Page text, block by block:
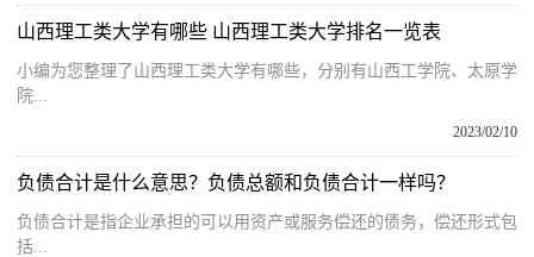
山西理工类大学有哪些 山西理工类大学排名一览表
小编为您整理了山西理工类大学有哪些，分别有山西工学院、太原学
院...
2023/02/10
负债合计是什么意思？负债总额和负债合计一样吗？
负债合计是指企业承担的可以用资产或服务偿还的债务，偿还形式包
括...